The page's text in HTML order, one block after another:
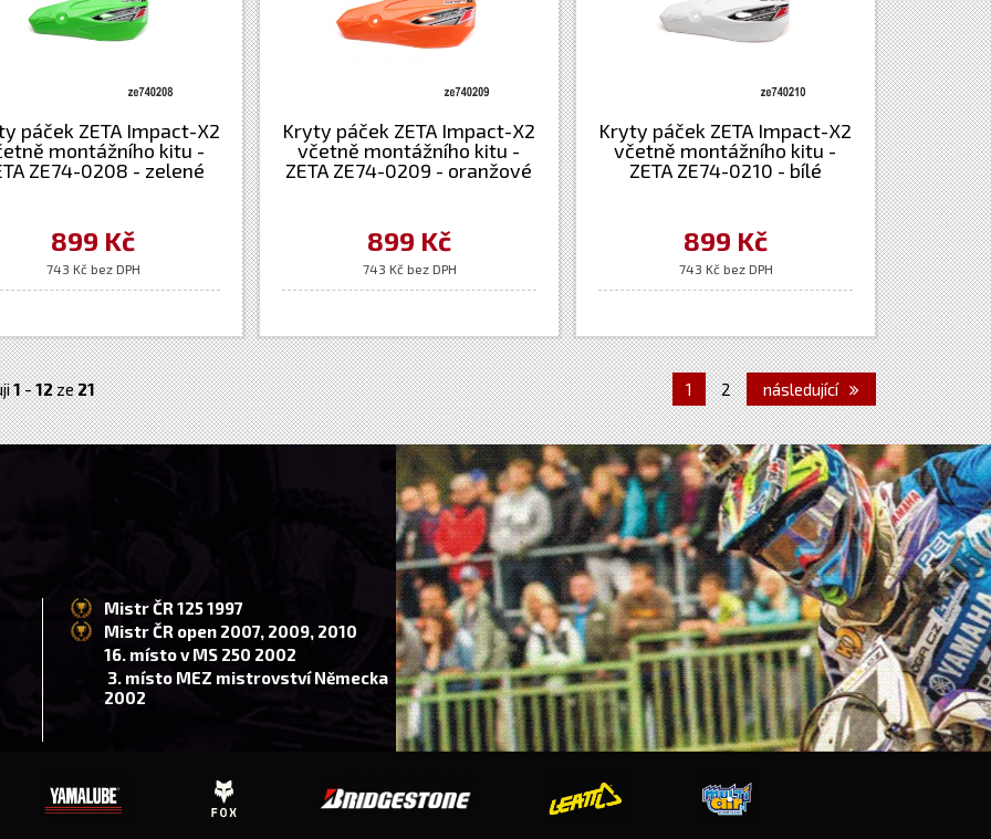
páček ZETA Impact-X2
montážního kitu -
ZE74-0208 - zelené
899 Kč
743 Kč bez DPH
Kryty páček ZETA Impact-X2
včetně montážního kitu -
ZETA ZE74-0209 - oranžové
899 Kč
743 Kč bez DPH
Kryty páček ZETA Impact-X2
včetně montážního kitu -
ZETA ZE74-0210 - bílé
899 Kč
743 Kč bez DPH
1-12ze21 1 2 následující
Mistr ČR 125 1997
Mistr ČR open 2007, 2009, 2010
16. místo v MS 250 2002
3. místo MEZ mistrovství Německa
2002